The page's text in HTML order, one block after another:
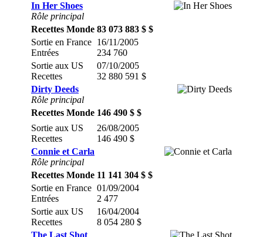
In Her Shoes
Rôle principal
Recettes Monde 83 073 883 $ $
Sortie en France
Entrées
16/11/2005
234 760
Sortie aux US
Recettes
07/10/2005
32 880 591 $
Dirty Deeds
Rôle principal
Recettes Monde 146 490 $ $
Sortie aux US
Recettes
26/08/2005
146 490 $
Connie et Carla
Rôle principal
Recettes Monde 11 141 304 $ $
Sortie en France
Entrées
01/09/2004
2 477
Sortie aux US
Recettes
16/04/2004
8 054 280 $
The Last Shot